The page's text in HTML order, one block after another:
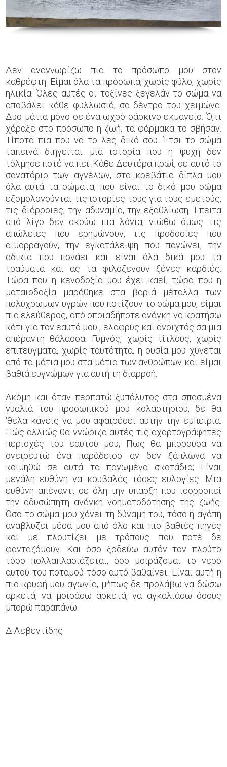
Δεν αναγνωρίζω πια το πρόσωπο μου στον
καθρέφτη. Είμαι όλα τα πρόσωπα, χωρίς φύλο, χωρίς
ηλικία. Όλες αυτές οι τοξίνες ξεγελάν το σώμα να
αποβάλει κάθε φυλλωσιά, σα δέντρο του χειμώνα.
Δυο μάτια μόνο σε ένα ωχρό σάρκινο εκμαγείο. Ό,τι
χάραξε στο πρόσωπο η ζωή, τα φάρμακα το σβήσαν.
Τίποτα πια που να το λες δικό σου. Έτσι το σώμα
ταπεινά διηγείται μια ιστορία που η ψυχή δεν
τόλμησε ποτέ να πει. Κάθε Δευτέρα πρωί, σε αυτό το
σανατόριο των αγγέλων, στα κρεβάτια δίπλα μου
όλα αυτά τα σώματα, που είναι το δικό μου σώμα
εξομολογούνται τις ιστορίες τους για τους εμετούς,
τις διάρροιες, την αδυναμία, την εξαθλίωση. Έπειτα
από λίγο δεν ακούω πια λόγια, νιώθω όμως τις
απώλειες που ερημώνουν, τις προδοσίες που
αιμορραγούν, την εγκατάλειψη που παγώνει, την
αδικία που πονάει και είναι όλα δικά μου τα
τραύματα και ας τα φιλοξενούν ξένες καρδιές.
Τώρα που η κενοδοξία μου έχει καεί, τώρα που η
ματαιοδοξία μαράθηκε στα βαριά μέταλλα των
πολύχρωμων υγρών που ποτίζουν το σώμα μου, είμαι
πια ελεύθερος, από οποιαδήποτε ανάγκη να κρατήσω
κάτι για τον εαυτό μου , ελαφρύς και ανοιχτός σα μια
απέραντη θάλασσα. Γυμνός, χωρίς τίτλους, χωρίς
επιτεύγματα, χωρίς ταυτότητα, η ουσία μου χύνεται
από τα μάτια μου στα μάτια των ανθρώπων και είμαι
βαθιά ευγνώμων για αυτή τη διαρροή.
Ακόμη και όταν περπατώ ξυπόλυτος στα σπασμένα
γυαλιά του προσωπικού μου κολαστήριου, δε θα
‘θελα κανείς να μου αφαιρέσει αυτήν την εμπειρία.
Πώς αλλιώς θα γνώριζα αυτές τις αχαρτογράφητες
περιοχές του εαυτού μου; Πως θα μπορούσα να
ονειρευτώ ένα παράδεισο αν δεν ξάπλωνα να
κοιμηθώ σε αυτά τα παγωμένα σκοτάδια; Είναι
μεγάλη ευθύνη να κουβαλάς τόσες ευλογίες. Μια
ευθύνη απέναντι σε όλη την ύπαρξη που ισορροπεί
την αδυσώπητη ανάγκη νοηματοδότησης της ζωής.
Όσο το σώμα μου χάνει τη δύναμη του, τόσο η αγάπη
αναβλύζει μέσα μου από όλο και πιο βαθιές πηγές
και με πλουτίζει με τρόπους που ποτέ δε
φανταζόμουν. Και όσο ξοδεύω αυτόν τον πλούτο
τόσο πολλαπλασιάζεται, όσο μοιράζομαι το νερό
αυτού του ποταμού τόσο αυτό βαθαίνει. Είναι αυτή η
πιο κρυφή μου αγωνία, μήπως δε προλάβω να δώσω
αρκετά, να μοιράσω αρκετά, να αγκαλιάσω όσους
μπορώ παραπάνω.
Δ.Λεβεντίδης